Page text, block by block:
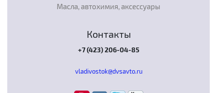
Масла, автохимия, аксессуары
Контакты
+7 (423) 206-04-85
vladivostok@dvsavto.ru